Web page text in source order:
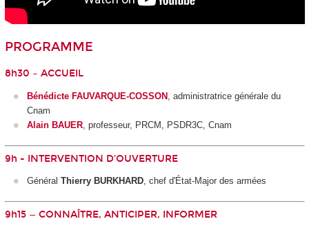
PROGRAMME
8h30 – ACCUEIL
Bénédicte FAUVARQUE-COSSON , administratrice générale du
Cnam
Alain BAUER , professeur, PRCM, PSDR3C, Cnam
9h - INTERVENTION D’OUVERTURE
Général Thierry BURKHARD , chef d'État-Major des armées
9h15 — CONNAÎTRE, ANTICIPER, INFORMER